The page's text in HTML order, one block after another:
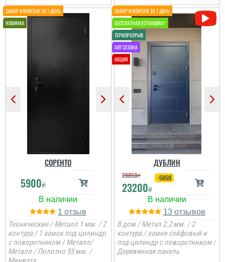
СОРЕНТО
5900₴
1
Технические / Металл 1 мм. / 2
контура / 1 замок под цилиндр
с поворотником / Металл/
Металл / Полотно 55 мм. /
ДУБЛИН
28850₴
23200₴
-5650
13
В дом / Метал 2.2 мм. / 2
контура / замки сейфовый и
под цилиндр с поворотником /
Деревянная панель